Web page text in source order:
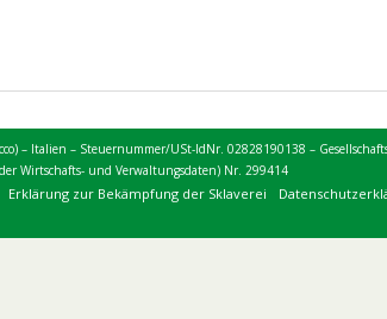
– Italien – Steuernummer/USt-IdNr. 02828190138 –
Wirtschafts- und Verwaltungsdaten) Nr. 299414
Erklärung zur Bekämpfung der Sklaverei